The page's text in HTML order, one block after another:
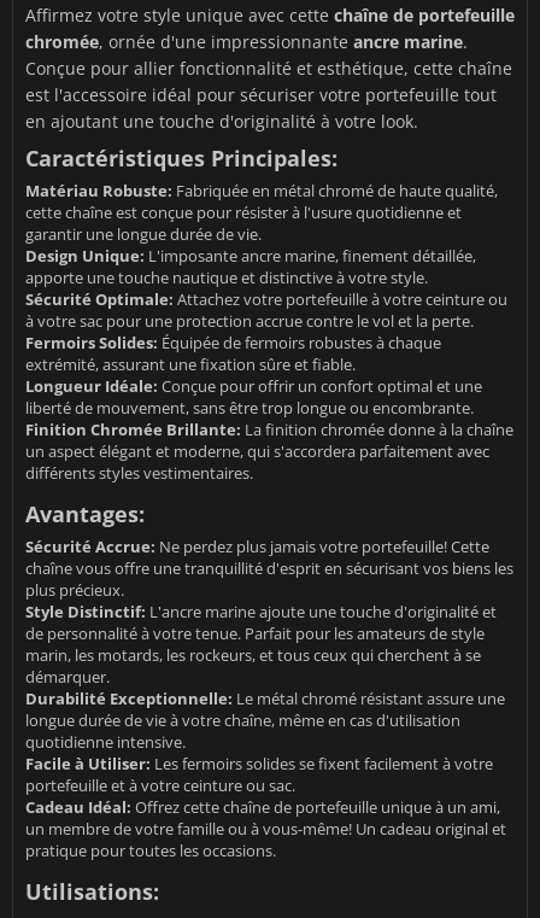
Affirmez votre style unique avec cette chaîne de portefeuille
chromée, ornée d'une impressionnante ancre marine.
Conçue pour allier fonctionnalité et esthétique, cette chaîne
est l'accessoire idéal pour sécuriser votre portefeuille tout
en ajoutant une touche d'originalité à votre look.
Caractéristiques Principales:
Matériau Robuste: Fabriquée en métal chromé de haute qualité,
cette chaîne est conçue pour résister à l'usure quotidienne et
garantir une longue durée de vie.
Design Unique: L'imposante ancre marine, finement détaillée,
apporte une touche nautique et distinctive à votre style.
Sécurité Optimale: Attachez votre portefeuille à votre ceinture ou
à votre sac pour une protection accrue contre le vol et la perte.
Fermoirs Solides: Équipée de fermoirs robustes à chaque
extrémité, assurant une fixation sûre et fiable.
Longueur Idéale: Conçue pour offrir un confort optimal et une
liberté de mouvement, sans être trop longue ou encombrante.
Finition Chromée Brillante: La finition chromée donne à la chaîne
un aspect élégant et moderne, qui s'accordera parfaitement avec
différents styles vestimentaires.
Avantages:
Sécurité Accrue: Ne perdez plus jamais votre portefeuille! Cette
chaîne vous offre une tranquillité d'esprit en sécurisant vos biens les
plus précieux.
Style Distinctif: L'ancre marine ajoute une touche d'originalité et
de personnalité à votre tenue. Parfait pour les amateurs de style
marin, les motards, les rockeurs, et tous ceux qui cherchent à se
démarquer.
Durabilité Exceptionnelle: Le métal chromé résistant assure une
longue durée de vie à votre chaîne, même en cas d'utilisation
quotidienne intensive.
Facile à Utiliser: Les fermoirs solides se fixent facilement à votre
portefeuille et à votre ceinture ou sac.
Cadeau Idéal: Offrez cette chaîne de portefeuille unique à un ami,
un membre de votre famille ou à vous-même! Un cadeau original et
pratique pour toutes les occasions.
Utilisations: